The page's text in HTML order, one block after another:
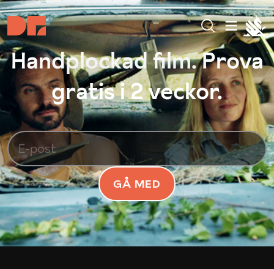
Handplockad film. Prova
gratis i 2 veckor.
GÅ MED